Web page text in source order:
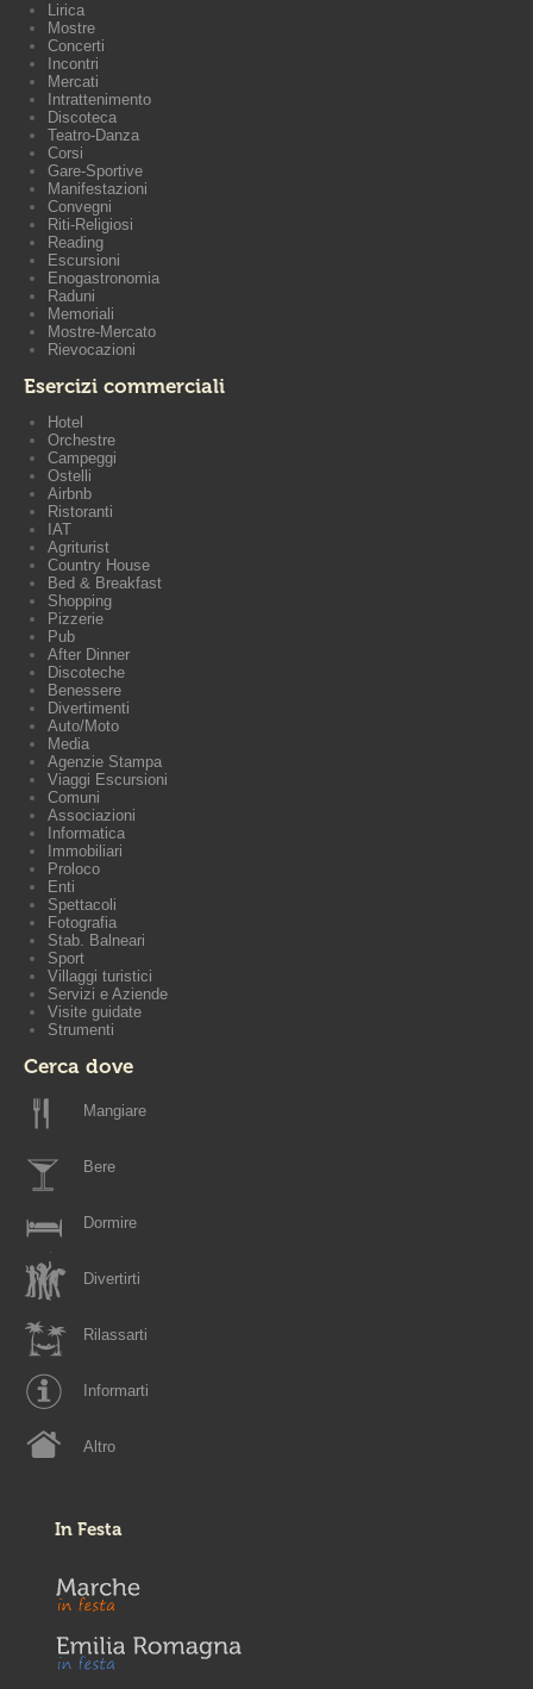
Lirica
Mostre
Concerti
Incontri
Mercati
Intrattenimento
Discoteca
Teatro-Danza
Corsi
Gare-Sportive
Manifestazioni
Convegni
Riti-Religiosi
Reading
Escursioni
Enogastronomia
Raduni
Memoriali
Mostre-Mercato
Rievocazioni
Esercizi commerciali
Hotel
Orchestre
Campeggi
Ostelli
Airbnb
Ristoranti
IAT
Agriturist
Country House
Bed & Breakfast
Shopping
Pizzerie
Pub
After Dinner
Discoteche
Benessere
Divertimenti
Auto/Moto
Media
Agenzie Stampa
Viaggi Escursioni
Comuni
Associazioni
Informatica
Immobiliari
Proloco
Enti
Spettacoli
Fotografia
Stab. Balneari
Sport
Villaggi turistici
Servizi e Aziende
Visite guidate
Strumenti
Cerca dove
Mangiare
Bere
Dormire
Divertirti
Rilassarti
Informarti
Altro
In Festa